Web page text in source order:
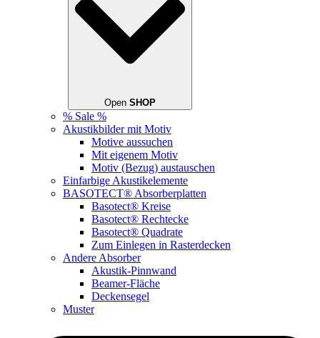
Open SHOP
% Sale %
Akustikbilder mit Motiv
Motive aussuchen
Mit eigenem Motiv
Motiv (Bezug) austauschen
Einfarbige Akustikelemente
BASOTECT® Absorberplatten
Basotect® Kreise
Basotect® Rechtecke
Basotect® Quadrate
Zum Einlegen in Rasterdecken
Andere Absorber
Akustik-Pinnwand
Beamer-Fläche
Deckensegel
Muster